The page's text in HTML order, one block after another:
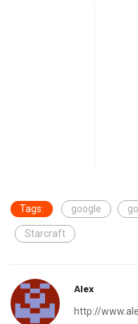
Tags: google
Starcraft
Alex
http://